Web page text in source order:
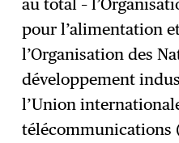
pour l’alimentation
l’Organisation des
développement
l’Union
télécommunications